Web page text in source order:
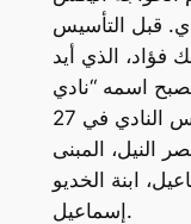
قبل التأسيس
فؤاد، الذي أيد
اسمه “نادي
السيارات الملكي المصري”. تأسس النادي في 27
قصر النيل، المبنى
ابنة الخديو
إسماعيل.